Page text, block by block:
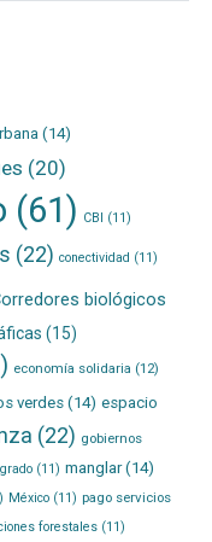
(14)
(20)
(61) CBI (11)
(22) conectividad (11)
biológicos
(15)
economía solidaria (12)
verdes(14) espacio
(22) gobiernos
(11) manglar(14)
México(11) pago servicios
forestales(11)